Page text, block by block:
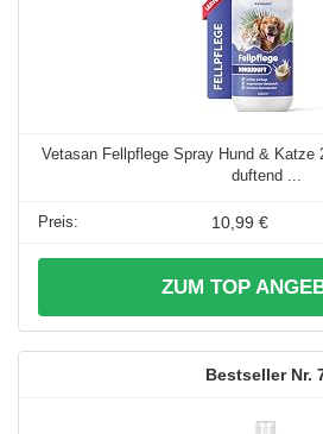
Vetasan Fellpflege Spray Hund &
duftend ...
10,99 €
ZUM TOP